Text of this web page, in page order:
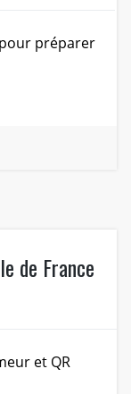
préparer
de France
et QR